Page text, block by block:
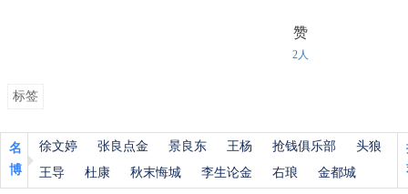
赞
2人
标签
名
博
徐文婷 张良点金 景良东 王杨 抢钱俱乐部
头狼
王导
杜康 秋末悔城 李生论金 右琅 金都城